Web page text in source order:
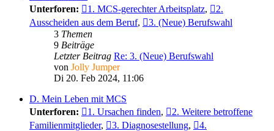
Unterforen:
1. MCS-gerechter Arbeitsplatz,
2.
Ausscheiden aus dem Beruf,
3. (Neue) Berufswahl
3 Themen
9 Beiträge
Letzter Beitrag Re: 3. (Neue) Berufswahl
von Jolly Jumper
Di 20. Feb 2024, 11:06
D. Mein Leben mit MCS
Unterforen:
1. Ursachen finden,
2. Weitere betroffene
Familienmitglieder, 3. Diagnosestellung,
4.